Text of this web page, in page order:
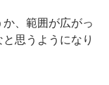
、範囲が広がっ
思うようになり